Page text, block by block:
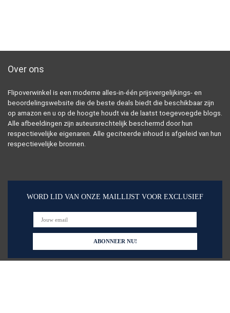
Over ons
Flipoverwinkel is een moderne alles-in-één prijsvergelijkings- en
beoordelingswebsite die de beste deals biedt die beschikbaar zijn
op amazon en u op de hoogte houdt via de laatst toegevoegde blogs.
Alle afbeeldingen zijn auteursrechtelijk beschermd door hun
respectievelijke eigenaren. Alle geciteerde inhoud is afgeleid van hun
respectievelijke bronnen.
WORD LID VAN ONZE MAILLIJST VOOR EXCLUSIEF